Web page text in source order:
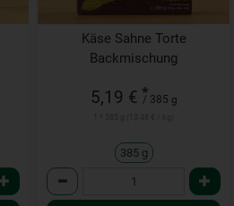
Käse Sahne Torte
Backmischung
5,19 € *
/ 385 g
385 g
Anzahl